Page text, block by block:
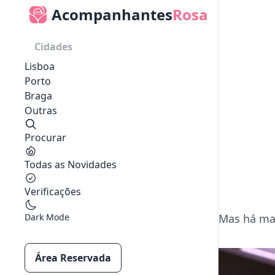
AcompanhantesRosa
Cidades
Lisboa
Porto
Braga
Outras
Procurar
Todas as Novidades
Verificações
Dark Mode
Área Reservada
Mas há